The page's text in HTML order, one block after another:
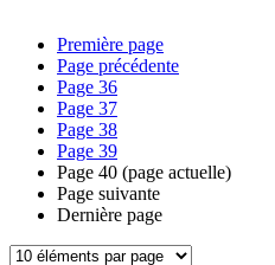
Première page
Page précédente
Page 36
Page 37
Page 38
Page 39
Page 40 (page actuelle)
Page suivante
Dernière page